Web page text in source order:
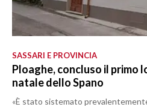
SASSARI E PROVINCIA
Ploaghe, concluso il primo
natale dello Spano
«È stato sistemato